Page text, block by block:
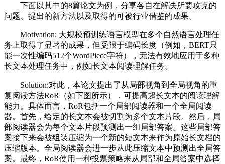
下面以其中的8篇论文为例，分享各自在解决所要攻克的
问题、提出的新方法以及取得的可被行业借鉴的成果。
Motivation: 大规模预训练语言模型在多个自然语言处理任
务上取得了显著的成果，但受限于编码长度（例如，BERT只
能一次性编码512个WordPiece字符），无法有效地应用于多种
长文本处理任务中，例如长文本阅读理解任务。
Solution:对此，本论文提出了从局部视角到全局视角的重
复阅读方法RoR（如下图所示），可提高超长文本的阅读理解
能力。具体而言，RoR包括一个局部阅读器和一个全局阅读
器。首先，给定的长文本会被切割为多个文本片段。然后，局
部阅读器会为每个文本片段预测出一组局部答案。这些局部答
案接下来会被组装压缩为一个新的短文本来作为原始长文档的
压缩版本。全局阅读器会进一步从此压缩文本中预测出全局答
案。最终，RoR使用一种投票策略来从局部和全局答案中选择